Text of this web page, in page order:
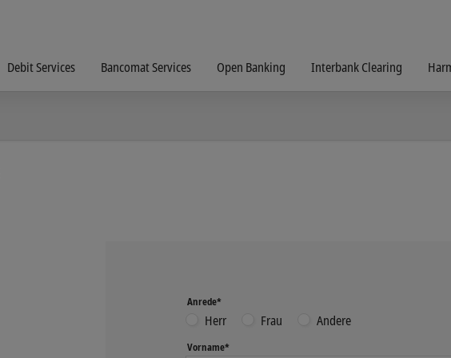
Debit Services Bancomat Services Open Banking Interbank Clearing
Anrede*
Herr Frau Andere
Vorname*